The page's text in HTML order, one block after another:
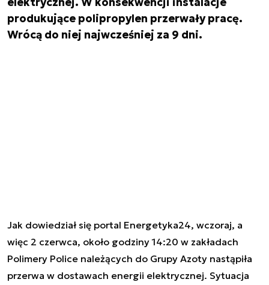
produkujące polipropylen przerwały pracę.
Wrócą do niej najwcześniej za 9 dni.
Jak dowiedział się portal Energetyka24, wczoraj, a
więc 2 czerwca, około godziny 14:20 w zakładach
Polimery Police należących do Grupy Azoty nastąpiła
przerwa w dostawach energii elektrycznej. Sytuacja